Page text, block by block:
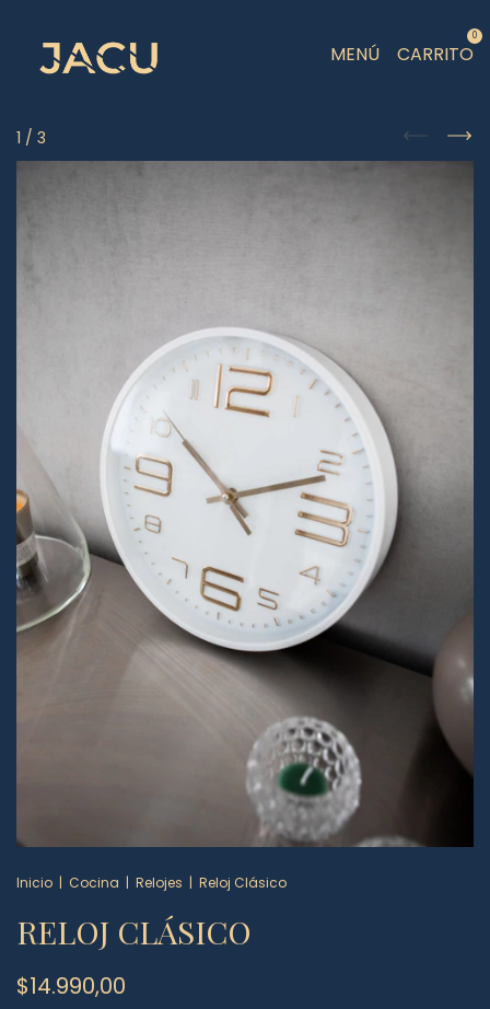
MENÚ CARRITO
0
1 / 3
Inicio | Cocina | Relojes | Reloj Clásico
RELOJ CLÁSICO
$14.990,00